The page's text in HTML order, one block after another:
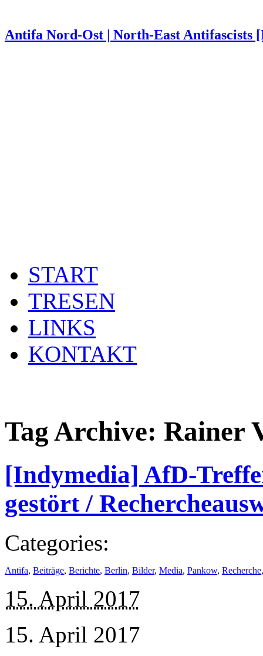
Antifa Nord-Ost | North-East Antifascists
START
TRESEN
LINKS
KONTAKT
Tag Archive: Rainer
[Indymedia] AfD-
gestört /
Categories:
Antifa, Beiträge, Berichte, Berlin, Bilder, Media, Pankow, Recherche
15. April 2017
15. April 2017